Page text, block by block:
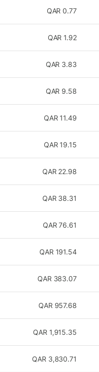
0.77
QAR
1.92
QAR
3.83
QAR
9.58
QAR
11.49
QAR
19.15
QAR
22.98
QAR
38.31
QAR
76.61
QAR
191.54
QAR
383.07
QAR
957.68
QAR
1,915.35
QAR
3,830.71
QAR